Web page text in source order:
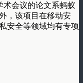
会议的论文系蚂蚁
，该项目在移动安
安全等领域均有专项